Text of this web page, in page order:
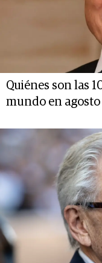
Quiénes son las
mundo en